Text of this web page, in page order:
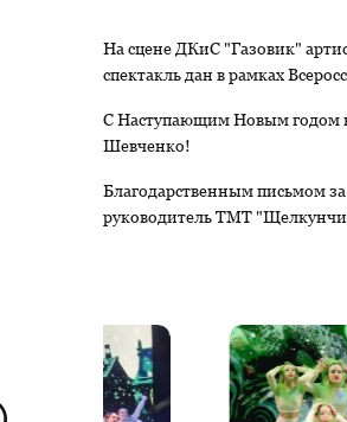
На сцене ДКиС "Газовик"
спектакль дан в рамках
С Наступающим Новым годом
Шевченко!
Благодарственным письмом
руководитель ТМТ